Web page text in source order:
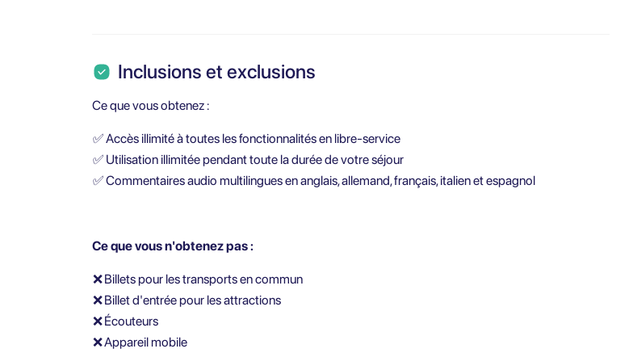
Inclusions et exclusions
Ce que vous obtenez :
✅Accès illimité à toutes les fonctionnalités en libre-service
✅ Utilisation illimitée pendant toute la durée de votre séjour
✅Commentaires audio multilingues en anglais, allemand, français, italien et espagnol
Ce que vous n'obtenez pas :
❌Billets pour les transports en commun
❌Billet d'entrée pour les attractions
❌Écouteurs
❌Appareil mobile